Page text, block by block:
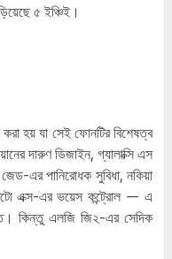
৫ ইঞ্চিই।
হয় যা সেই ফোনটির বিশেষত্ব
দারুণ ডিজাইন, গ্যালাক্সি এস
এর পানিরোধক সুবিধা, নকিয়া
মটো এক্স-এর ভয়েস কন্ট্রোল — এ
কিন্তু এলজি জি২-এর সেদিক